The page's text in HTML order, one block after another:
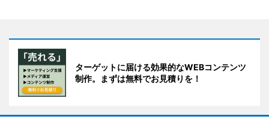
ターゲットに届ける効果的なWEBコンテンツ
制作。まずは無料でお見積りを！